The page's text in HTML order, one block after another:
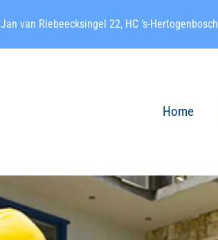
Jan van Riebeecksingel 22, HC ‘s-Hertogenbosch
Home